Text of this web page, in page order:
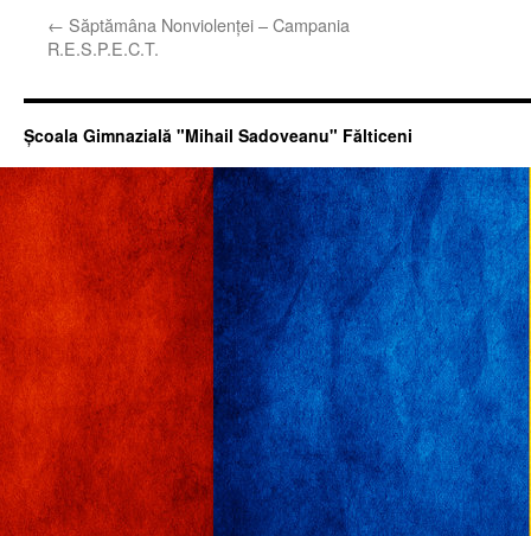
← Săptămâna Nonviolenței – Campania
R.E.S.P.E.C.T.
Şcoala Gimnazială "Mihail Sadoveanu" Fălticeni